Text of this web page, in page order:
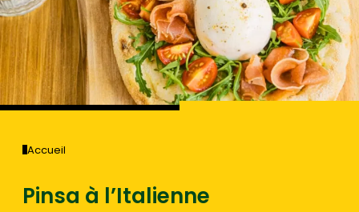
Accueil
Pinsa à l’Italienne